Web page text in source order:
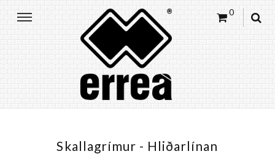
0
Skallagrímur - Hliðarlínan